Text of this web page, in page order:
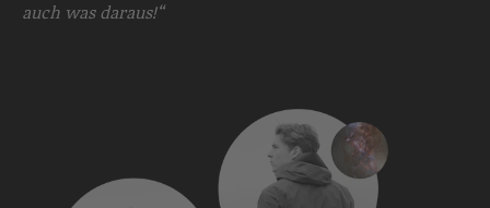
auch was daraus!“